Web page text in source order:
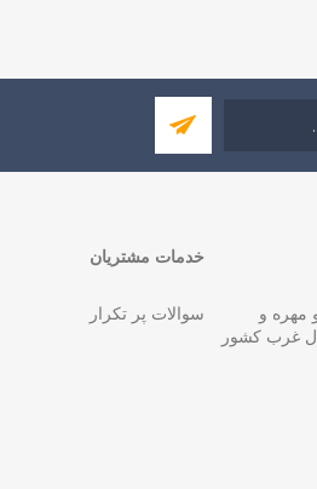
مهره و
غرب کشور
خدمات مشتریان
سوالات پر تکرار